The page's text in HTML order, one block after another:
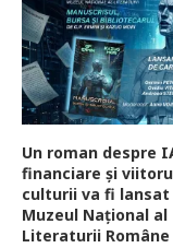
Un roman despre
financiare și
culturii va fi lansat
Muzeul Național al
Literaturii Române